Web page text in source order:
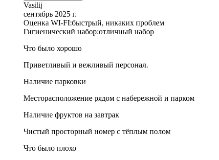
Vasilij
сентябрь 2025 г.
Оценка WI-FI:быстрый, никаких проблем
Гигиенический набор:отличный набор
Что было хорошо
Приветливый и вежливый персонал.
Наличие парковки
Месторасположение рядом с набережной и парком
Наличие фруктов на завтрак
Чистый просторный номер с тёплым полом
Что было плохо